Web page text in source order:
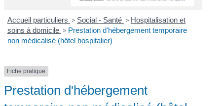
Accueil particuliers > Social - Santé > Hospitalisation et
soins à domicile > Prestation d'hébergement temporaire
non médicalisé (hôtel hospitalier)
Fiche pratique
Prestation d'hébergement